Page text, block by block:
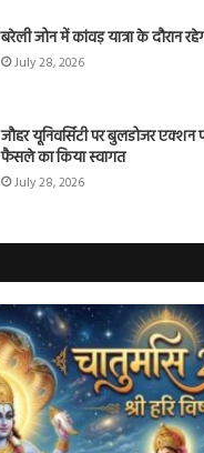
बरेली जोन में कांवड़ यात्रा के दौरान
July 28, 2026
जौहर यूनिवर्सिटी पर बुलडोजर एक्शन
फैसले का किया स्वागत
July 28, 2026